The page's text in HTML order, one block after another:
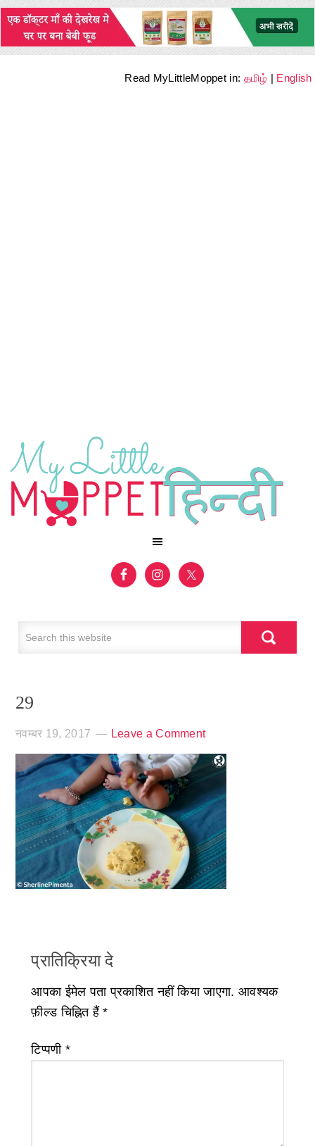
Read MyLittleMoppet in: தமிழ் | English
29
नवम्बर 19, 2017 Leave a Comment
प्रातिक्रिया दे
आपका ईमेल पता प्रकाशित नहीं किया जाएगा. आवश्यक
फ़ील्ड चिह्नित हैं*
टिप्पणी *